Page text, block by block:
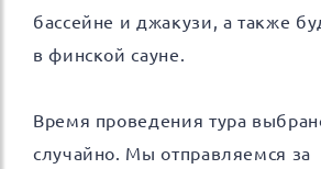
бассейне и джакузи, а также
в финской сауне.
Время проведения тура
случайно. Мы отправляемся за